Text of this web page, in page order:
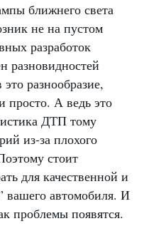
ближнего света
не на пустом
разработок
разновидностей
разнообразие,
просто. А ведь это
ДТП тому
из-за плохого
стоит
для качественной и
вашего автомобиля. И
проблемы появятся.